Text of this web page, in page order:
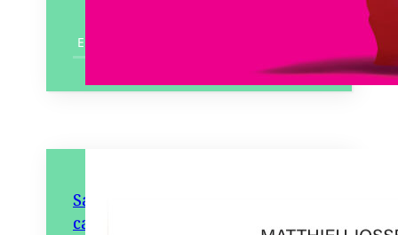
En savoir plus
Sauver sans périr – La face
cachée des pompiers